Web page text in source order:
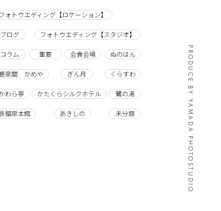
PRODUCE BY YAMADA PHOTOSTUDIO
フォトウエディング【ロケーション】
ブログ フォトウエディング【スタジオ】
コラム 重要 会食会場 ぬのはん
泉閣 かめや ぎん月 くらすわ
わら亭 かたくらシルクホテル 鷺の湯
鋼泉本館 あきしの 未分類